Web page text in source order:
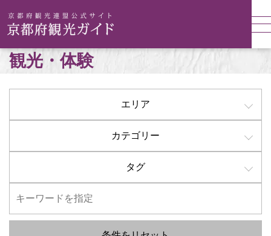
観光・体験
エリア
カテゴリー
タグ